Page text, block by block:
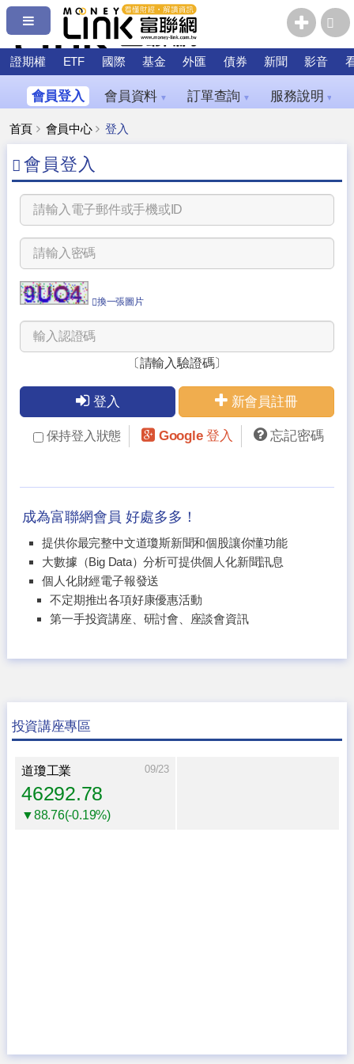
證期權 ETF 國際 基金 外匯 債券 新聞 影音
會員登入 會員資料 ▼ 訂單查詢 ▼ 服務說明 ▼
首頁 會員中心 登入
會員登入
換一張圖片
〔請輸入驗證碼〕
登入 新會員註冊
保持登入狀態 Google 登入 忘記密碼
成為富聯網會員 好處多多！
提供你最完整中文道瓊斯新聞和個股讓你懂功能
大數據（Big Data）分析可提供個人化新聞訊息
個人化財經電子報發送
不定期推出各項好康優惠活動
第一手投資講座、研討會、座談會資訊
投資講座專區
道瓊工業 09/23
46292.78
▼88.76(-0.19%)